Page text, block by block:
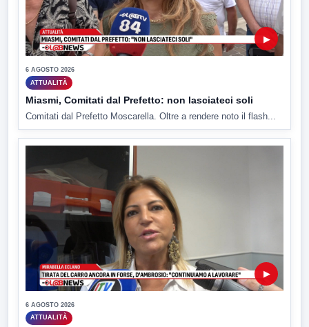
▶
6 AGOSTO 2026
ATTUALITÀ
Miasmi, Comitati dal Prefetto: non lasciateci soli
Comitati dal Prefetto Moscarella. Oltre a rendere noto il flash...
▶
6 AGOSTO 2026
ATTUALITÀ